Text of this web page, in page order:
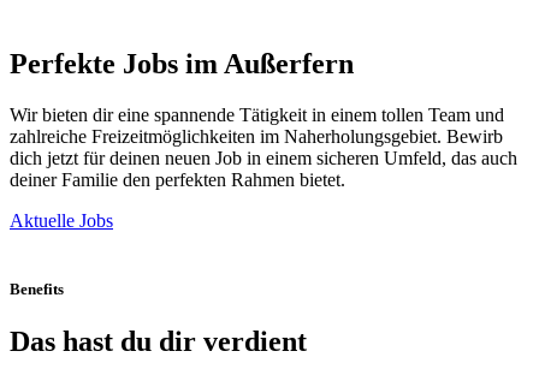
Perfekte Jobs im Außerfern
Wir bieten dir eine spannende Tätigkeit in einem tollen Team und
zahlreiche Freizeitmöglichkeiten im Naherholungsgebiet. Bewirb
dich jetzt für deinen neuen Job in einem sicheren Umfeld, das auch
deiner Familie den perfekten Rahmen bietet.
Aktuelle Jobs
Benefits
Das hast du dir verdient